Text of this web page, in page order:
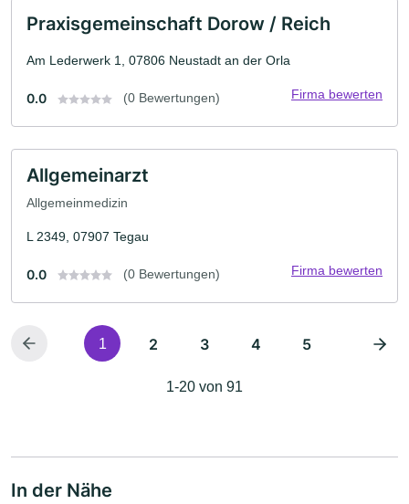
Praxisgemeinschaft Dorow / Reich
Am Lederwerk 1, 07806 Neustadt an der Orla
0.0 (0 Bewertungen) Firma bewerten
Allgemeinarzt
Allgemeinmedizin
L 2349, 07907 Tegau
0.0 (0 Bewertungen) Firma bewerten
1 2 3 4 5
1-20 von 91
In der Nähe